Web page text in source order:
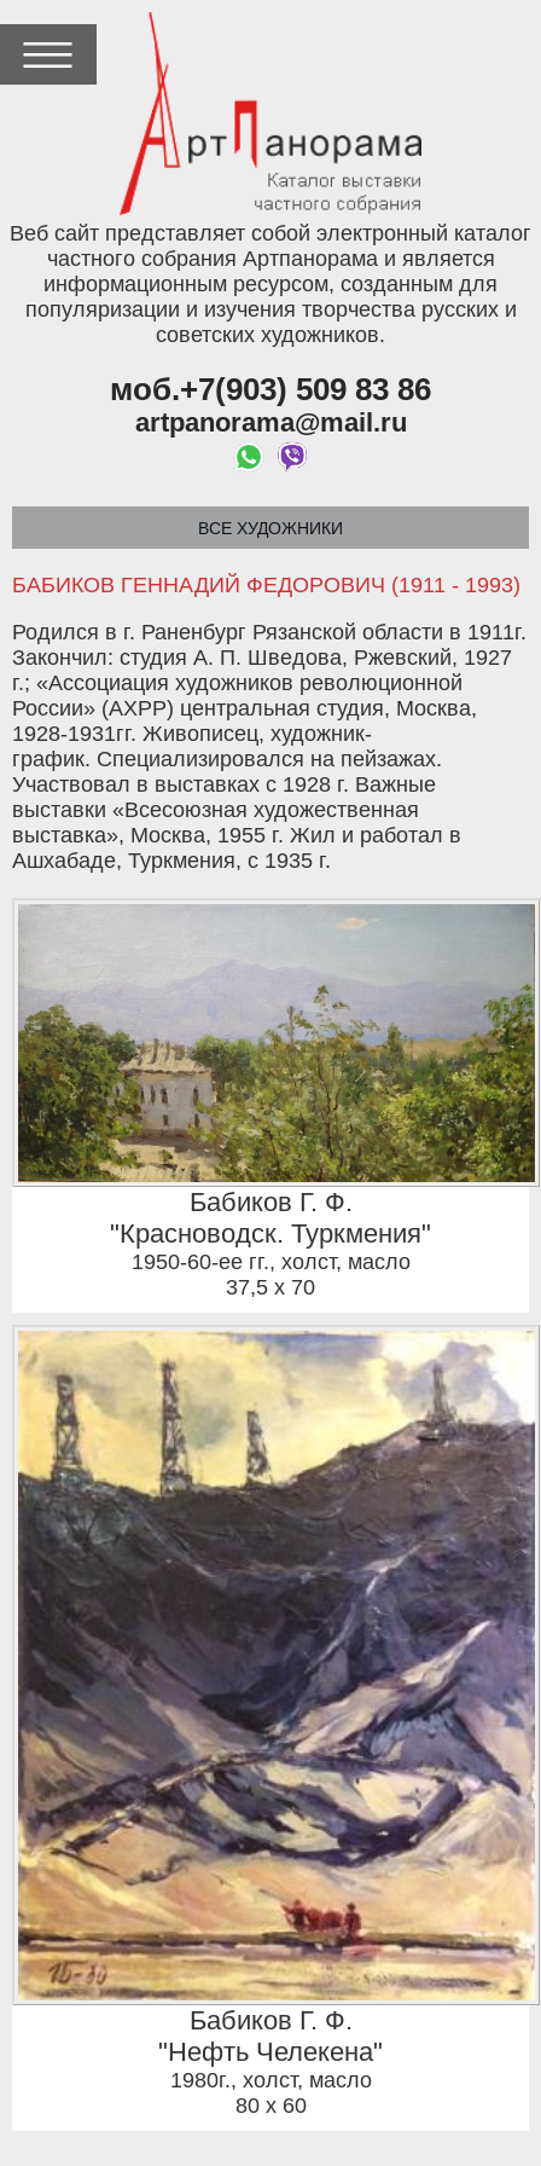
Веб сайт представляет собой электронный каталог
частного собрания Артпанорама и является
информационным ресурсом, созданным для
популяризации и изучения творчества русских и
советских художников.
моб.+7(903) 509 83 86
artpanorama@mail.ru
ВСЕ ХУДОЖНИКИ
БАБИКОВ ГЕННАДИЙ ФЕДОРОВИЧ (1911 - 1993)
Родился в г. Раненбург Рязанской области в 1911г.
Закончил: студия А. П. Шведова, Ржевский, 1927
г.; «Ассоциация художников революционной
России» (АХРР) центральная студия, Москва,
1928-1931гг. Живописец, художник-
график. Специализировался на пейзажах.
Участвовал в выставках с 1928 г. Важные
выставки «Всесоюзная художественная
выставка», Москва, 1955 г. Жил и работал в
Ашхабаде, Туркмения, с 1935 г.
Бабиков Г. Ф.
"Красноводск. Туркмения"
1950-60-ее гг., холст, масло
37,5 x 70
Бабиков Г. Ф.
"Нефть Челекена"
1980г., холст, масло
80 x 60